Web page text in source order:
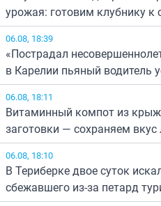
урожая: готовим клубнику
06.08, 18:39
«Пострадал
в Карелии пьяный водитель
06.08, 18:11
Витаминный компот из
заготовки — сохраняем вкус
06.08, 18:10
В Териберке двое суток
сбежавшего из-за петард